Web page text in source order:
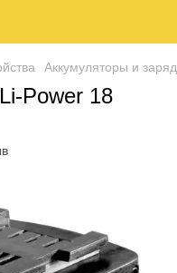
Аккумуляторы и
Power 18